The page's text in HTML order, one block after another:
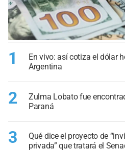
1
En vivo: así cotiza el dólar
Argentina
2
Zulma Lobato fue
Paraná
3
Qué dice el proyecto de
privada” que tratará el